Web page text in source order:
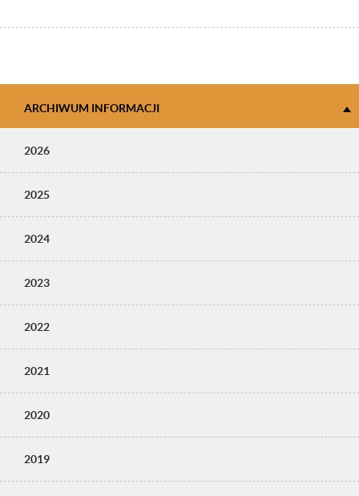
ARCHIWUM INFORMACJI
2026
2025
2024
2023
2022
2021
2020
2019